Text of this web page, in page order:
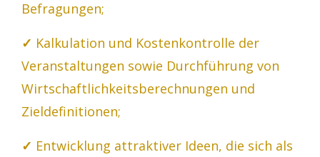
Befragungen;
✓ Kalkulation und Kostenkontrolle der
Veranstaltungen sowie Durchführung von
Wirtschaftlichkeitsberechnungen und
Zieldefinitionen;
✓ Entwicklung attraktiver Ideen, die sich als